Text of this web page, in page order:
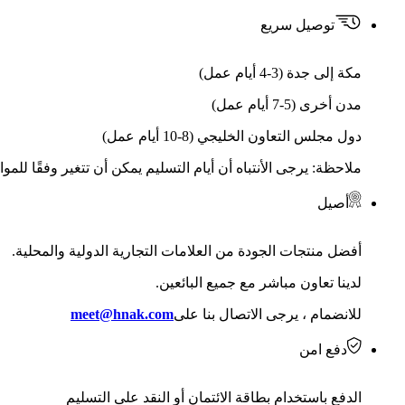
توصيل سريع
مكة إلى جدة (3-4 أيام عمل)
مدن أخرى (5-7 أيام عمل)
دول مجلس التعاون الخليجي (8-10 أيام عمل)
ملاحظة: يرجى الأنتباه أن أيام التسليم يمكن أن تتغير وفقًا
أصيل
أفضل منتجات الجودة من العلامات التجارية الدولية والمحلية.
لدينا تعاون مباشر مع جميع البائعين.
للانضمام ، يرجى الاتصال بنا علىmeet@hnak.com
دفع امن
الدفع باستخدام بطاقة الائتمان أو النقد على التسليم